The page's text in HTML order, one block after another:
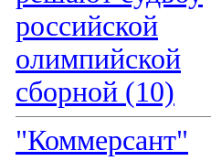
российской
олимпийской
сборной (10)
"Коммерсант"